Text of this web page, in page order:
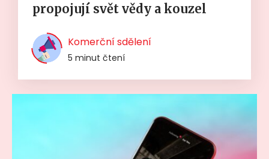
propojují svět vědy a kouzel
Komerční sdělení
5 minut čtení